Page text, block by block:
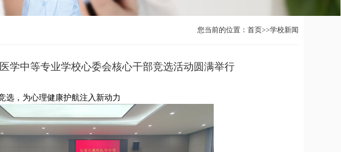
您当前的位置：首页>>学校新闻
学中等专业学校心委会核心干部竞选活动圆满举行
选，为心理健康护航注入新动力